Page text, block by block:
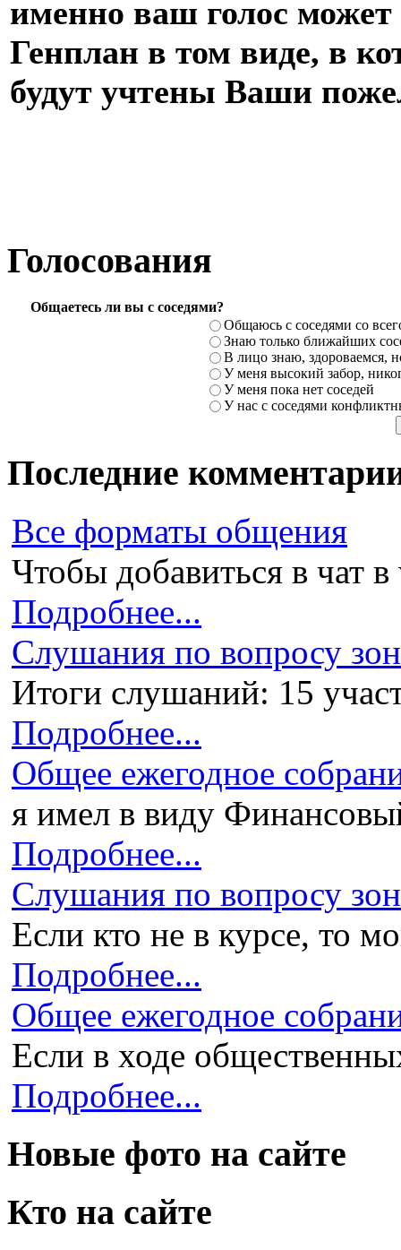
именно ваш голос
Генплан в том виде, в
будут учтены Ваши
Голосования
Общаетесь ли вы с соседями?
Общаюсь с соседями со
Знаю только ближайших
В лицо знаю, здороваемся,
У меня высокий забор,
У меня пока нет соседей
У нас с соседями
Последние
Все форматы общения
Чтобы добавиться в чат
Подробнее...
Слушания по вопросу
Итоги слушаний: 15
Подробнее...
Общее ежегодное
я имел в виду
Подробнее...
Слушания по вопросу
Если кто не в курсе, то
Подробнее...
Общее ежегодное
Если в ходе
Подробнее...
Новые фото на сайте
Кто на сайте